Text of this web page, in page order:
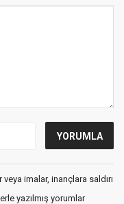
imalar, inançlara saldırı
yazılmış yorumlar